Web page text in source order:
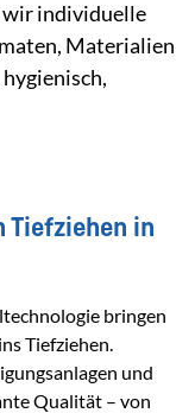
wir individuelle
Materialien
Tiefziehen in
bringen
Tiefziehen.
und
Qualität – von